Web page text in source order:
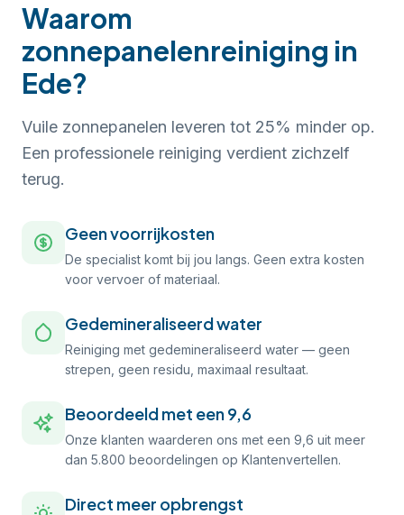
Waarom
zonnepanelenreiniging in
Ede?
Vuile zonnepanelen leveren tot 25% minder op.
Een professionele reiniging verdient zichzelf
terug.
Geen voorrijkosten
De specialist komt bij jou langs. Geen extra kosten
voor vervoer of materiaal.
Gedemineraliseerd water
Reiniging met gedemineraliseerd water — geen
strepen, geen residu, maximaal resultaat.
Beoordeeld met een 9,6
Onze klanten waarderen ons met een 9,6 uit meer
dan 5.800 beoordelingen op Klantenvertellen.
Direct meer opbrengst